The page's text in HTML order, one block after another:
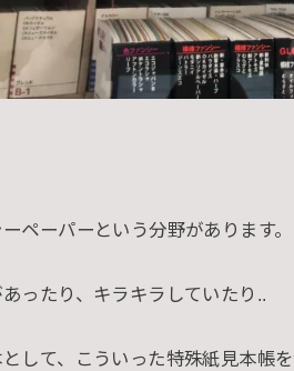
ペーパーという分野があります。
ったり、キラキラしていたり..
して、こういった特殊紙見本帳を